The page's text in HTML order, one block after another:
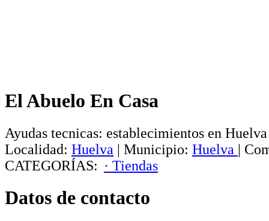
El Abuelo En Casa
Ayudas tecnicas: establecimientos en Huelva
Localidad: Huelva | Municipio: Huelva |
CATEGORÍAS: · Tiendas
Datos de contacto